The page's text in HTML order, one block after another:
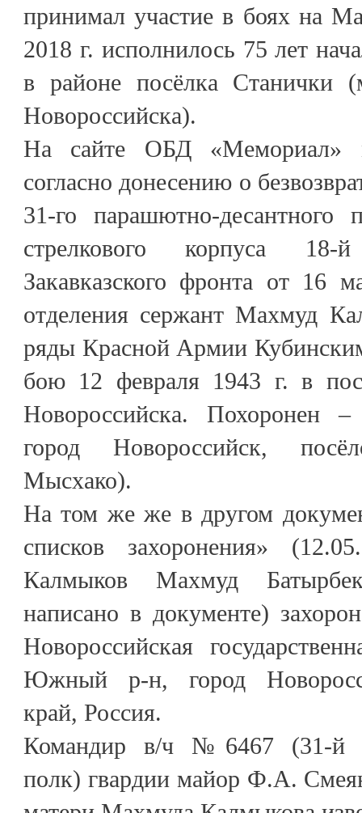
принимал участие в боях на
2018 г. исполнилось 75 лет
в районе посёлка
Новороссийска).
На сайте ОБД «Мемориал»
согласно донесению о
31-го парашютно-десантного
стрелкового корпуса
Закавказского фронта от 16
отделения сержант Махмуд
ряды Красной Армии
бою 12 февраля 1943 г. в
Новороссийска. Похоронен
город Новороссийск,
Мысхако).
На том же же в другом
списков захоронения»
Калмыков Махмуд
написано в документе)
Новороссийская
Южный р-н, город
край, Россия.
Командир в/ч №6467 (31-й
полк) гвардии майор Ф.А.